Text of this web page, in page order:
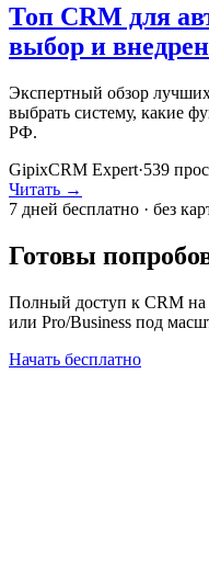
Топ CRM для
выбор и
Экспертный обзор
выбрать систему, какие
РФ.
GipixCRM Expert·539
Читать →
7 дней бесплатно · без
Готовы
Полный доступ к CRM
или Pro/Business под
Начать бесплатно